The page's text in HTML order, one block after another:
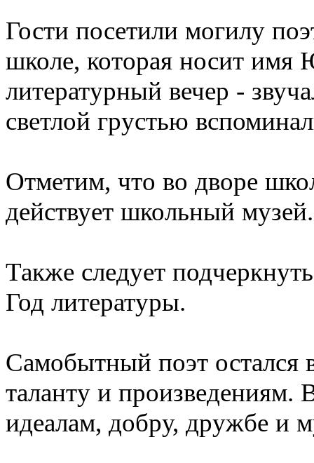
Гости посетили могилу
школе, которая носит имя
литературный вечер -
светлой грустью
Отметим, что во дворе
действует школьный
Также следует
Год литературы.
Самобытный поэт остался
таланту и произведениям.
идеалам, добру, дружбе и